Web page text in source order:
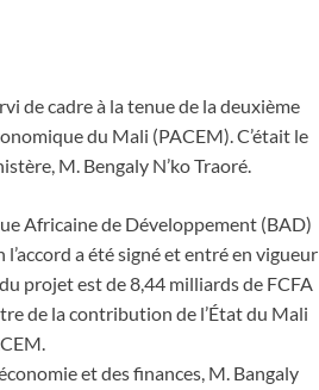
de cadre à la tenue de la deuxième
du Mali (PACEM). C’était le
M. Bengaly N’ko Traoré.
Africaine de Développement (BAD)
a été signé et entré en vigueur
projet est de 8,44 milliards de FCFA
de la contribution de l’État du Mali
et des finances, M. Bangaly